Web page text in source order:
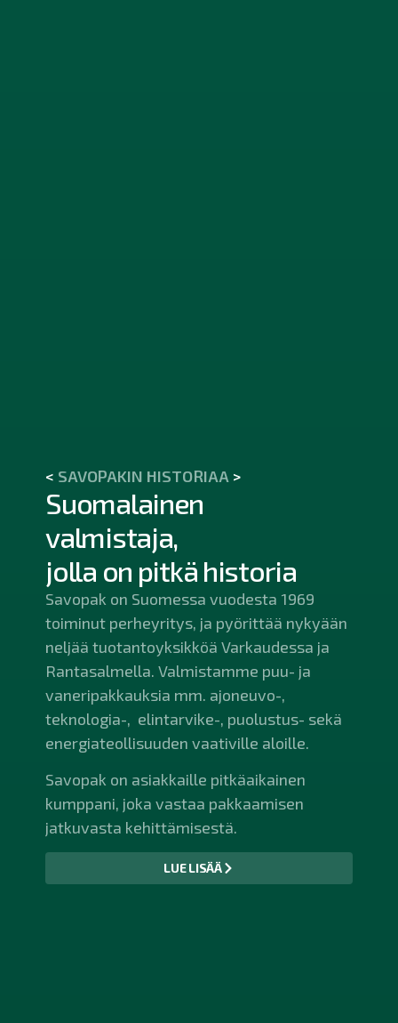
< SAVOPAKIN HISTORIAA >
Suomalainen
valmistaja,
jolla on pitkä historia
Savopak on Suomessa vuodesta 1969
toiminut perheyritys, ja pyörittää nykyään
neljää tuotantoyksikköä Varkaudessa ja
Rantasalmella. Valmistamme puu- ja
vaneripakkauksia mm. ajoneuvo-,
teknologia-, elintarvike-, puolustus- sekä
energiateollisuuden vaativille aloille.
Savopak on asiakkaille pitkäaikainen
kumppani, joka vastaa pakkaamisen
jatkuvasta kehittämisestä.
LUE LISÄÄ